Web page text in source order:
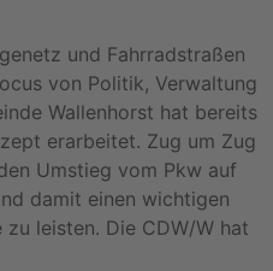
und Fahrradstraßen
von Politik, Verwaltung
Wallenhorst hat bereits
erarbeitet. Zug um Zug
Umstieg vom Pkw auf
damit einen wichtigen
leisten. Die CDW/W hat